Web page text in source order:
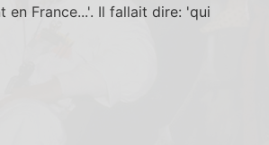
France...'. Il fallait dire: 'qui